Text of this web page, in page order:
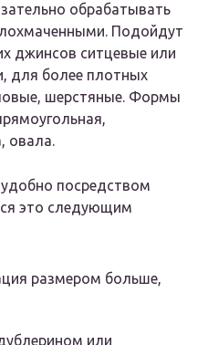
обрабатывать
Подойдут
джинсов ситцевые или
для более плотных
шерстяные. Формы
овала.
посредством
это следующим
размером больше,
или